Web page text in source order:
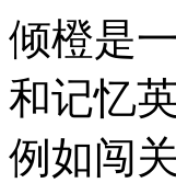
倾橙是
和记忆
例如闯